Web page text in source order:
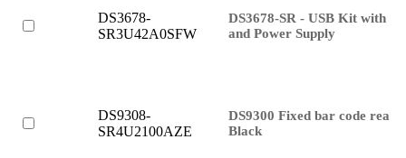
DS3678-
SR3U42A0SFW
DS3678-SR - USB Kit with
and Power Supply
DS9308-
SR4U2100AZE
DS9300 Fixed bar code
Black